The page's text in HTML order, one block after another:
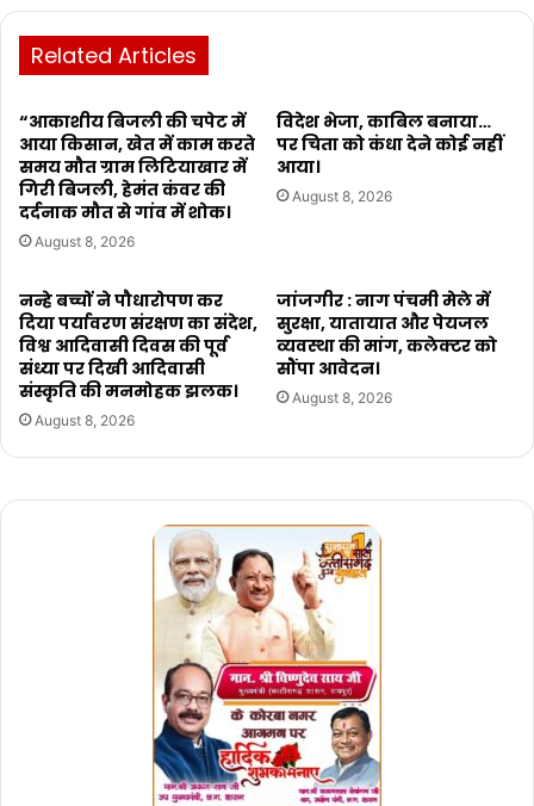
Related Articles
“आकाशीय बिजली की चपेट में
आया किसान, खेत में काम करते
समय मौत ग्राम लिटियाखार में
गिरी बिजली, हेमंत कंवर की
दर्दनाक मौत से गांव में शोक।
August 8, 2026
विदेश भेजा, काबिल बनाया…
पर चिता को कंधा देने कोई नहीं
आया।
August 8, 2026
नन्हे बच्चों ने पौधारोपण कर
दिया पर्यावरण संरक्षण का संदेश,
विश्व आदिवासी दिवस की पूर्व
संध्या पर दिखी आदिवासी
संस्कृति की मनमोहक झलक।
August 8, 2026
जांजगीर : नाग पंचमी मेले में
सुरक्षा, यातायात और पेयजल
व्यवस्था की मांग, कलेक्टर को
सौंपा आवेदन।
August 8, 2026